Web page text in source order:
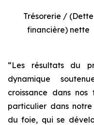
Trésorerie / (Dette
financière) nette
“Les résultats du
dynamique
croissance dans nos
particulier dans
du foie, qui se